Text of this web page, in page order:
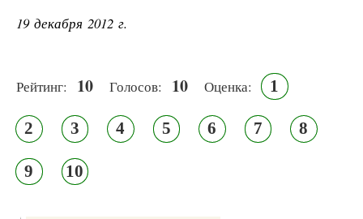
19 декабря 2012 г.
Рейтинг: 10 Голосов: 10 Оценка: 1
2 3 4 5 6 7 8
9 10